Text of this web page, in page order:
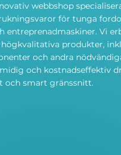
webbshop
för tunga
entreprenadmaskiner. Vi
produkter,
och andra
och kostnadseffektiv
och smart gränssnitt.